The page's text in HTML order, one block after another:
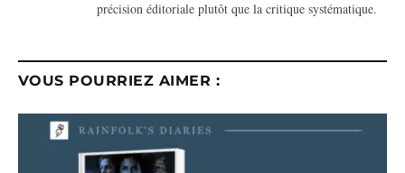
précision éditoriale plutôt que la critique systématique.
VOUS POURRIEZ AIMER :